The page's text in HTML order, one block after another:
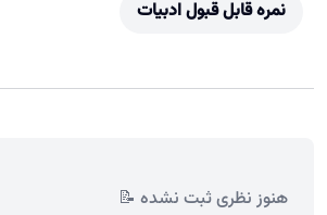
نمره قابل قبول ادبیات
هنوز نظری ثبت نشده 📝